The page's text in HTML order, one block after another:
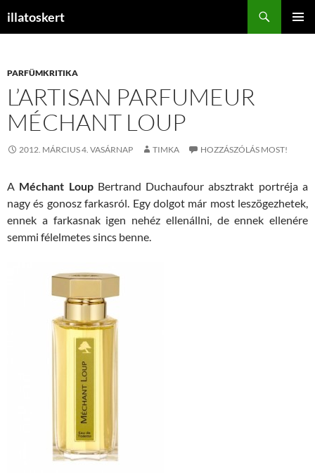
illatoskert
PARFÜMKRITIKA
L’ARTISAN PARFUMEUR
MÉCHANT LOUP
2012. MÁRCIUS 4. VASÁRNAP TIMKA HOZZÁSZÓLÁS MOST!
A Méchant LoupBertrand Duchaufour absztrakt portréja a
nagy és gonosz farkasról. Egy dolgot már most leszögezhetek,
ennek a farkasnak igen nehéz ellenállni, de ennek ellenére
semmi félelmetes sincs benne.